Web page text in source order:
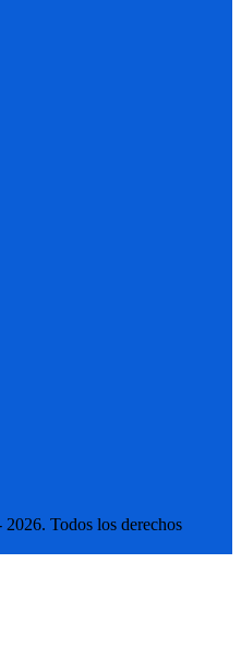
Todos los derechos